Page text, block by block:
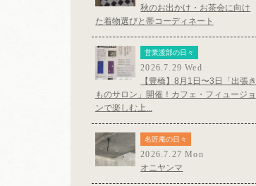
秋のお出かけ・お茶会に向け
た着物選びと帯コーディネート
営業渡部の日々
2026.7.29 Wed
【豊橋】8月1日〜3日「出張き
ものサロン」開催！カフェ・フィュージョ
ンで楽しむ上...
名匠庵の日々
2026.7.27 Mon
オニヤンマ